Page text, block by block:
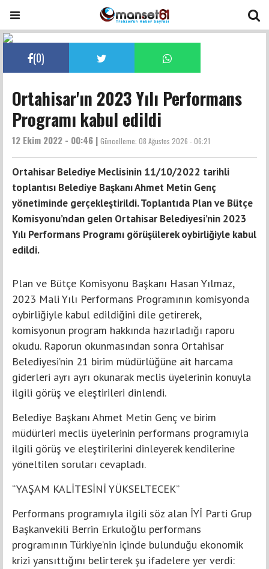
(0)
Ortahisar'ın 2023 Yılı Performans
Programı kabul edildi
12 Ekim 2022 - 00:46 | Güncelleme: 08 Ağustos 2026 - 06:21
Ortahisar Belediye Meclisinin 11/10/2022 tarihli
toplantısı Belediye Başkanı Ahmet Metin Genç
yönetiminde gerçekleştirildi. Toplantıda Plan ve Bütçe
Komisyonu’ndan gelen Ortahisar Belediyesi’nin 2023
Yılı Performans Programı görüşülerek oybirliğiyle kabul
edildi.
Plan ve Bütçe Komisyonu Başkanı Hasan Yılmaz,
2023 Mali Yılı Performans Programının komisyonda
oybirliğiyle kabul edildiğini dile getirerek,
komisyonun program hakkında hazırladığı raporu
okudu. Raporun okunmasından sonra Ortahisar
Belediyesi’nin 21 birim müdürlüğüne ait harcama
giderleri ayrı ayrı okunarak meclis üyelerinin konuyla
ilgili görüş ve eleştirileri dinlendi.
Belediye Başkanı Ahmet Metin Genç ve birim
müdürleri meclis üyelerinin performans programıyla
ilgili görüş ve eleştirilerini dinleyerek kendilerine
yöneltilen soruları cevapladı.
“YAŞAM KALİTESİNİ YÜKSELTECEK”
Performans programıyla ilgili söz alan İYİ Parti Grup
Başkanvekili Berrin Erkuloğlu performans
programının Türkiye’nin içinde bulunduğu ekonomik
krizi yansıttığını belirterek şu ifadelere yer verdi: